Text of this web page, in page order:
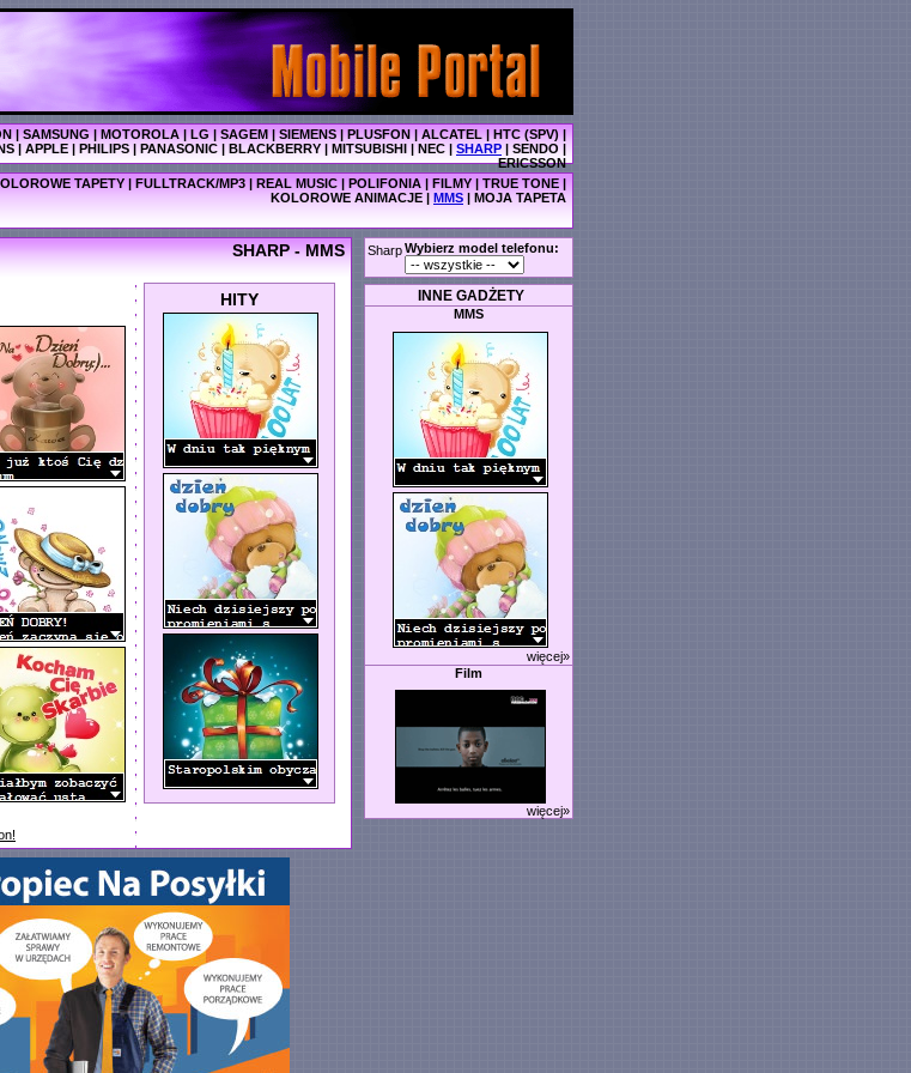
|SAMSUNG|MOTOROLA|LG|SAGEM|SIEMENS|PLUSFON|ALCATEL|HTC (SPV)|
|APPLE|PHILIPS|PANASONIC|BLACKBERRY|MITSUBISHI|NEC|SHARP|SENDO|
ERICSSON
TAPETY | FULLTRACK/MP3 | REAL MUSIC | POLIFONIA | FILMY | TRUE TONE |
KOLOROWE ANIMACJE | MMS | MOJA TAPETA
SHARP - MMS
HITY
Wybierz model telefonu:
Sharp
INNE GADŻETY
MMS
więcej»
Film
więcej»